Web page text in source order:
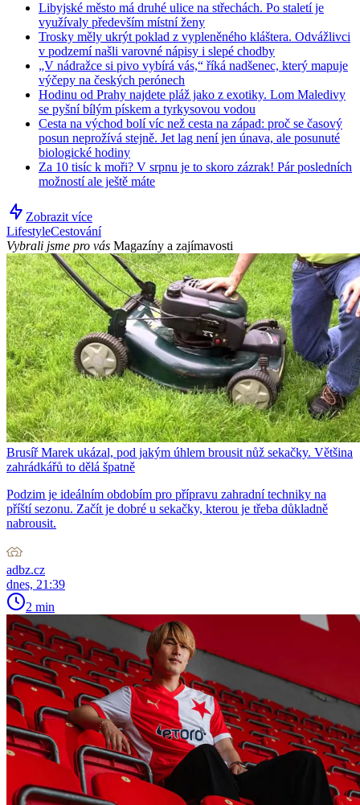
Libyjské město má druhé ulice na střechách. Po staletí je
využívaly především místní ženy
Trosky měly ukrýt poklad z vypleněného kláštera. Odvážlivci
v podzemí našli varovné nápisy i slepé chodby
„V nádražce si pivo vybírá vás,“ říká nadšenec, který mapuje
výčepy na českých perónech
Hodinu od Prahy najdete pláž jako z exotiky. Lom Maledivy
se pyšní bílým pískem a tyrkysovou vodou
Cesta na východ bolí víc než cesta na západ: proč se časový
posun neprožívá stejně. Jet lag není jen únava, ale posunuté
biologické hodiny
Za 10 tisíc k moři? V srpnu je to skoro zázrak! Pár posledních
možností ale ještě máte
Zobrazit více
LifestyleCestování
Vybrali jsme pro vás Magazíny a zajímavosti
Brusíř Marek ukázal, pod jakým úhlem brousit nůž sekačky. Většina
zahrádkářů to dělá špatně
Podzim je ideálním obdobím pro přípravu zahradní techniky na
příští sezonu. Začít je dobré u sekačky, kterou je třeba důkladně
nabrousit.
adbz.cz
dnes, 21:39
2 min